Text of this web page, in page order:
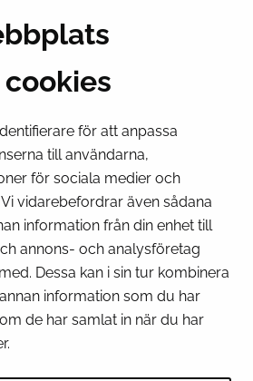
för att anpassa
till användarna,
för sociala medier och
vidarebefordrar även sådana
information från din enhet till
annons- och analysföretag
Dessa kan i sin tur kombinera
information som du har
de har samlat in när du har
95400 Torneå
16) + 358 16 432 11
E-post
registratur
inställningar för kakor